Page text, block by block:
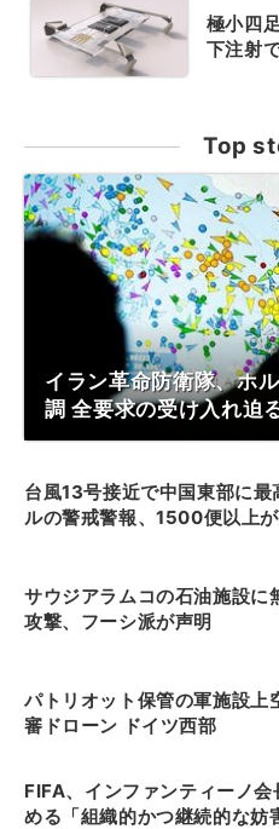
極小四
下注射
Top
イラン革命防衛隊、ホ
調 全要求の受け入れ迫
台風13号接近で中国東部に最
ルの警戒警報、1500便以上
サウジアラムコの石油施設に
攻撃、フーシ派が声明
パトリオット保管の軍施設上
審ドローン ドイツ西部
FIFA、インファンティーノ会
める「組織的かつ継続的な妨